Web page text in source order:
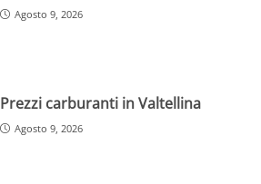
Agosto 9, 2026
Prezzi carburanti in Valtellina
Agosto 9, 2026